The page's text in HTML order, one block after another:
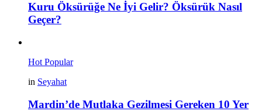
Kuru Öksürüğe Ne İyi Gelir? Öksürük Nasıl
Geçer?
Hot Popular
in Seyahat
Mardin’de Mutlaka Gezilmesi Gereken 10 Yer